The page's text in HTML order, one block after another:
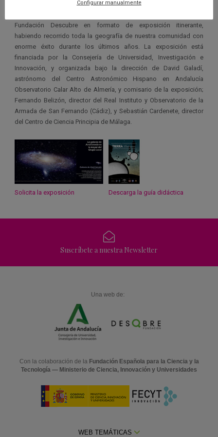
La exposición es promovida por la Unión Astronómica
Fundación Descubre en formato de exposición itinerante,
habiendo recorrido toda la geografía de nuestra comunidad con
enorme éxito durante los últimos años. La exposición está
financiada por la Consejería de Universidad, Investigación e
Innovación, y organizada bajo la dirección de David Galadí,
astrónomo del Centro Astronómico Hispano en Andalucía
Observatorio Calar Alto de Almería, y comisario de la exposición;
Fernando Belizón, director del Real Instituto y Observatorio de la
Armada de San Fernando (Cádiz), y Sebastián Cardenete, director
del Centro de Ciencia Principia de Málaga.
Solicita la exposición Descarga la guía didáctica
Suscríbete a nuestra Newsletter
Una web de:
Con la colaboración de la Fundación Española para la Ciencia y la
Tecnología — Ministerio de Ciencia, Innovación y Universidades
WEB TEMÁTICAS
Configurar manualmente